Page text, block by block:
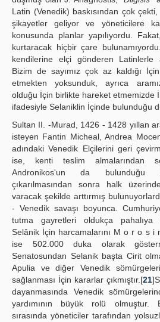
Latin (Venedik) baskısından çok
şikayetler geliyor ve yöneticilere
konusunda planlar yapılıyordu.
kurtaracak hiçbir çare
kendilerine elçi gönderen Latinlerle
Bizim de sayımız çok az kaldığı
etmekten yoksunduk, ayrıca
olduğu İçin birlikte hareket etmemizde
ifadesiyle Selaniklin İçinde bulunduğu
Sultan II. -Murad, 1426 - 1428 yıllan
isteyen Fantin Micheal, Andrea
adındaki Venedik Elçilerini geri
ise, kenti teslim almalarından
Andronikos'un da bulunduğu
çıkarılmasından sonra halk
varacak şekilde arttırmış
- Venedik savaşı boyunca.
tutma gayretleri oldukça pahalıya
Selânik İçin harcamalarını M o r o s
ise 502.000 duka olarak
Senatosundan Selanik başta Cirit
Apulia ve diğer Venedik
sağlanması İçin kararlar çıkmıştır.[21
dayanmasında Venedik
yardımının büyük rolü olmuştur.
sırasında yöneticiler tarafından